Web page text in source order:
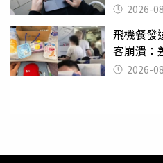
2026-
飛機餐發
客崩潰：
喝 2026-